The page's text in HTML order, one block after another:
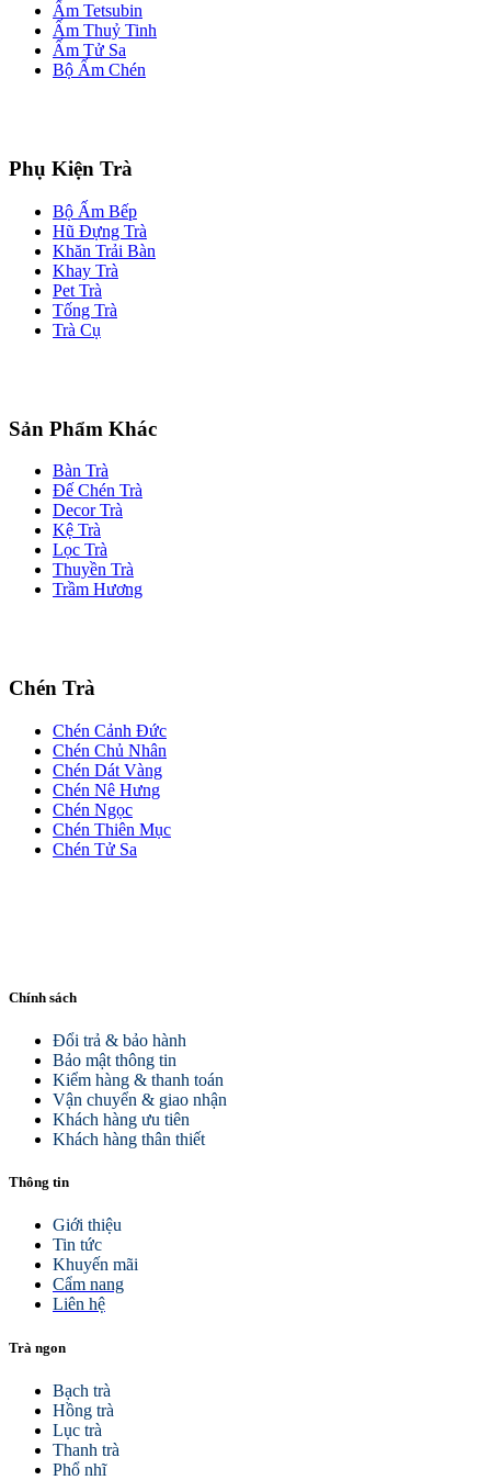
Ấm Tetsubin
Ấm Thuỷ Tinh
Ấm Tử Sa
Bộ Ấm Chén
Phụ Kiện Trà
Bộ Ấm Bếp
Hũ Đựng Trà
Khăn Trải Bàn
Khay Trà
Pet Trà
Tống Trà
Trà Cụ
Sản Phẩm Khác
Bàn Trà
Đế Chén Trà
Decor Trà
Kệ Trà
Lọc Trà
Thuyền Trà
Trầm Hương
Chén Trà
Chén Cảnh Đức
Chén Chủ Nhân
Chén Dát Vàng
Chén Nê Hưng
Chén Ngọc
Chén Thiên Mục
Chén Tử Sa
Chính sách
Đổi trả & bảo hành
Bảo mật thông tin
Kiểm hàng & thanh toán
Vận chuyển & giao nhận
Khách hàng ưu tiên
Khách hàng thân thiết
Thông tin
Giới thiệu
Tin tức
Khuyến mãi
Cẩm nang
Liên hệ
Trà ngon
Bạch trà
Hồng trà
Lục trà
Thanh trà
Phổ nhĩ